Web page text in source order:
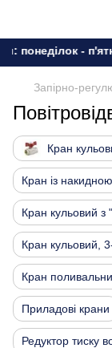
-
Запірно-
Кран
Кран із
Кран кульовий з
Кран кульовий,
Кран
Приладові крани
Редуктор тиску